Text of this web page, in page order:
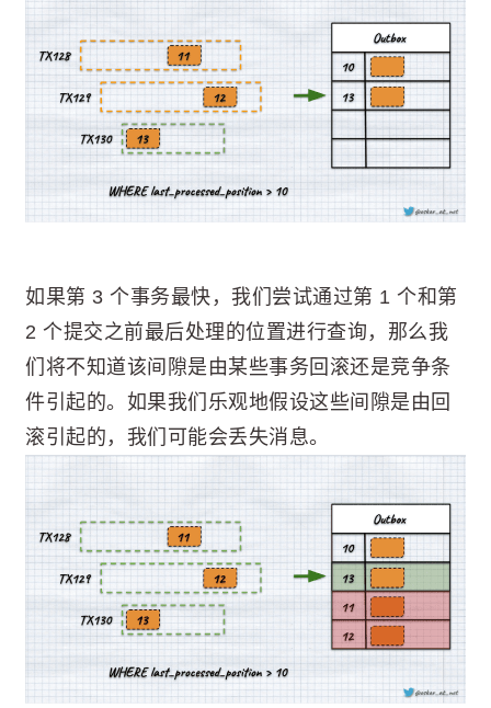
如果第 3 个事务最快，我们尝试通过第 1 个和第
2 个提交之前最后处理的位置进行查询，那么我
们将不知道该间隙是由某些事务回滚还是竞争条
件引起的。如果我们乐观地假设这些间隙是由回
滚引起的，我们可能会丢失消息。